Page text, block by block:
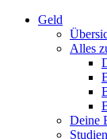
Geld
Alles
Deine